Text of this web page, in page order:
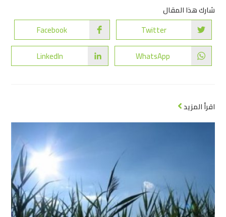
شارك هذا المقال
Twitter
Facebook
WhatsApp
LinkedIn
اقرأ المزيد